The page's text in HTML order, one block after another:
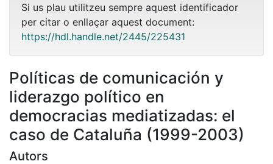
Si us plau utilitzeu sempre aquest identificador
per citar o enllaçar aquest document:
https://hdl.handle.net/2445/225431
Políticas de comunicación y
liderazgo político en
democracias mediatizadas: el
caso de Cataluña (1999-2003)
Autors